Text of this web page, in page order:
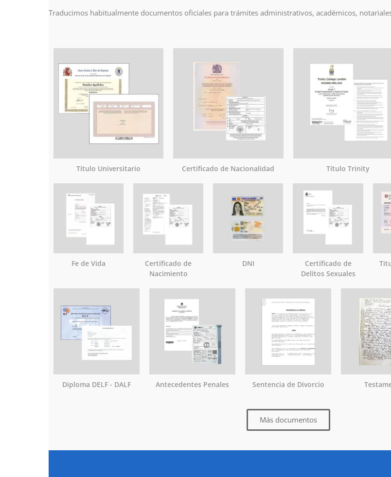
Traducimos habitualmente documentos oficiales para trámites administrativos, académicos,
Titulo Universitario Certificado de Nacionalidad Título Trinity
Fe de Vida
Certificado de
Nacimiento
DNI
Certificado de
Delitos Sexuales
Diploma DELF - DALF Antecedentes Penales Sentencia de Divorcio
Más documentos